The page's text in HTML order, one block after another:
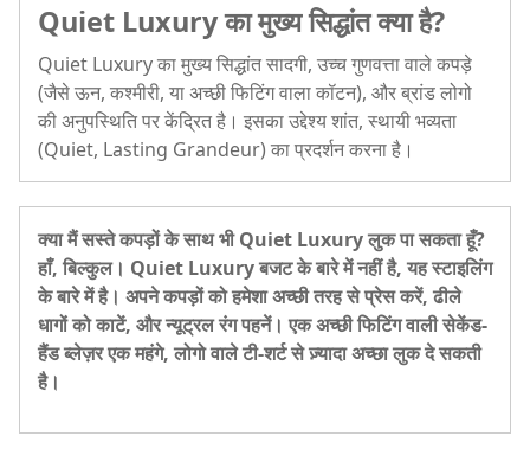
Quiet Luxury का मुख्य सिद्धांत क्या है?
Quiet Luxury का मुख्य सिद्धांत सादगी, उच्च गुणवत्ता वाले कपड़े
(जैसे ऊन, कश्मीरी, या अच्छी फिटिंग वाला कॉटन), और ब्रांड लोगो
की अनुपस्थिति पर केंद्रित है। इसका उद्देश्य शांत, स्थायी भव्यता
(Quiet, Lasting Grandeur) का प्रदर्शन करना है।
क्या मैं सस्ते कपड़ों के साथ भी Quiet Luxury लुक पा सकता हूँ?
हाँ, बिल्कुल। Quiet Luxury बजट के बारे में नहीं है, यह स्टाइलिंग
के बारे में है। अपने कपड़ों को हमेशा अच्छी तरह से प्रेस करें, ढीले
धागों को काटें, और न्यूट्रल रंग पहनें। एक अच्छी फिटिंग वाली सेकेंड-
हैंड ब्लेज़र एक महंगे, लोगो वाले टी-शर्ट से ज़्यादा अच्छा लुक दे सकती
है।